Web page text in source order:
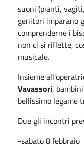
suoni (pianti,
genitori imparano
comprenderne i
non ci si riflette,
musicale.
Insieme
Vavassori,
bellissimo legame
Due gli incontri
-sabato 8 febbraio